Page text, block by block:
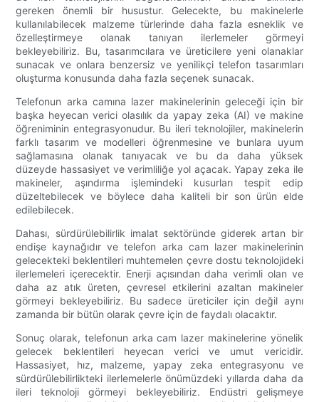
gereken önemli bir husustur. Gelecekte, bu makinelerle
kullanılabilecek malzeme türlerinde daha fazla esneklik ve
özelleştirmeye olanak tanıyan ilerlemeler görmeyi
bekleyebiliriz. Bu, tasarımcılara ve üreticilere yeni olanaklar
sunacak ve onlara benzersiz ve yenilikçi telefon tasarımları
oluşturma konusunda daha fazla seçenek sunacak.
Telefonun arka camına lazer makinelerinin geleceği için bir
başka heyecan verici olasılık da yapay zeka (AI) ve makine
öğreniminin entegrasyonudur. Bu ileri teknolojiler, makinelerin
farklı tasarım ve modelleri öğrenmesine ve bunlara uyum
sağlamasına olanak tanıyacak ve bu da daha yüksek
düzeyde hassasiyet ve verimliliğe yol açacak. Yapay zeka ile
makineler, aşındırma işlemindeki kusurları tespit edip
düzeltebilecek ve böylece daha kaliteli bir son ürün elde
edilebilecek.
Dahası, sürdürülebilirlik imalat sektöründe giderek artan bir
endişe kaynağıdır ve telefon arka cam lazer makinelerinin
gelecekteki beklentileri muhtemelen çevre dostu teknolojideki
ilerlemeleri içerecektir. Enerji açısından daha verimli olan ve
daha az atık üreten, çevresel etkilerini azaltan makineler
görmeyi bekleyebiliriz. Bu sadece üreticiler için değil aynı
zamanda bir bütün olarak çevre için de faydalı olacaktır.
Sonuç olarak, telefonun arka cam lazer makinelerine yönelik
gelecek beklentileri heyecan verici ve umut vericidir.
Hassasiyet, hız, malzeme, yapay zeka entegrasyonu ve
sürdürülebilirlikteki ilerlemelerle önümüzdeki yıllarda daha da
ileri teknoloji görmeyi bekleyebiliriz. Endüstri gelişmeye